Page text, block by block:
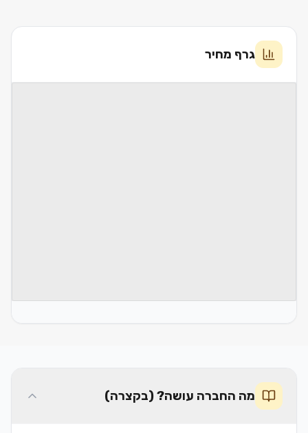
גרף מחיר
מה החברה עושה? (בקצרה)